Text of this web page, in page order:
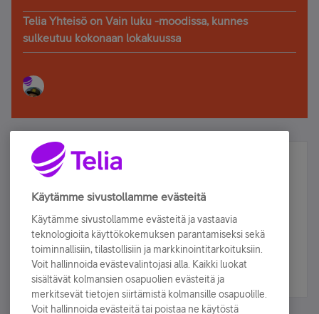
Telia Yhteisö on Vain luku -moodissa, kunnes
sulkeutuu kokonaan lokakuussa
Älä jää paitsi – osallistu ja voita!
Tilaa Telian uutiskirje ja olet mukana arvonnassa.
sähköpostiisi.
Tilaa nyt
Käytämme sivustollamme evästeitä
Käytämme sivustollamme evästeitä ja vastaavia
teknologioita käyttökokemuksen parantamiseksi sekä
toiminnallisiin, tilastollisiin ja markkinointitarkoituksiin.
Voit hallinnoida evästevalintojasi alla. Kaikki luokat
sisältävät kolmansien osapuolien evästeitä ja
merkitsevät tietojen siirtämistä kolmansille osapuolille.
Voit hallinnoida evästeitä tai poistaa ne käytöstä